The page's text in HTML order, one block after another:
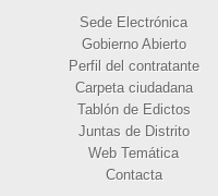
Sede Electrónica
Gobierno Abierto
Perfil del contratante
Carpeta ciudadana
Tablón de Edictos
Juntas de Distrito
Web Temática
Contacta